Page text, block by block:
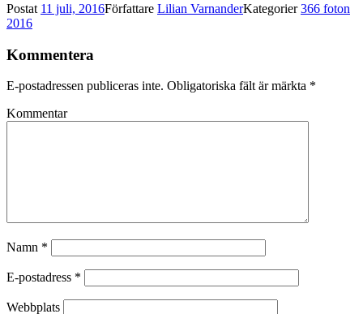
Postat 11 juli, 2016Författare Lilian VarnanderKategorier366 foton
2016
Kommentera
E-postadressen publiceras inte. Obligatoriska fält är märkta *
Kommentar
Namn *
E-postadress *
Webbplats